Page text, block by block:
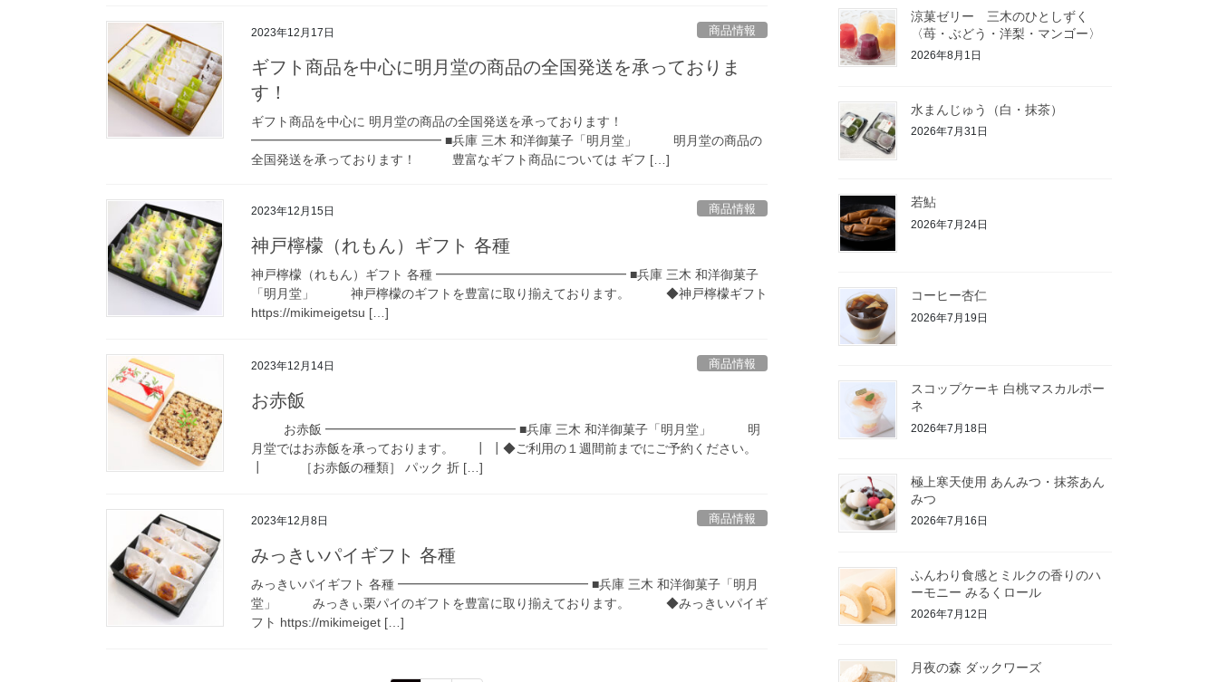
2023年12月17日 商品情報
ギフト商品を中心に明月堂の商品の全国発送を承っておりま
す！
ギフト商品を中心に 明月堂の商品の全国発送を承っております！
━━━━━━━━━━━━━━━ ■兵庫 三木 和洋御菓子「明月堂」 明月堂の商品の
全国発送を承っております！ 豊富なギフト商品については ギフ […]
2023年12月15日 商品情報
神戸檸檬（れもん）ギフト 各種
神戸檸檬（れもん）ギフト 各種 ━━━━━━━━━━━━━━━ ■兵庫 三木 和洋御菓子
「明月堂」 神戸檸檬のギフトを豊富に取り揃えております。 ◆神戸檸檬ギフト
https://mikimeigetsu […]
2023年12月14日 商品情報
お赤飯
お赤飯 ━━━━━━━━━━━━━━━ ■兵庫 三木 和洋御菓子「明月堂」 明
月堂ではお赤飯を承っております。 ┃ ┃◆ご利用の１週間前までにご予約ください。
┃ ［お赤飯の種類］ パック 折 […]
2023年12月8日 商品情報
みっきいパイギフト 各種
みっきいパイギフト 各種 ━━━━━━━━━━━━━━━ ■兵庫 三木 和洋御菓子「明月
堂」 みっきぃ栗パイのギフトを豊富に取り揃えております。 ◆みっきいパイギ
フト https://mikimeiget […]
涼菓ゼリー 三木のひとしずく
〈苺・ぶどう・洋梨・マンゴー〉
2026年8月1日
水まんじゅう（白・抹茶）
2026年7月31日
若鮎
2026年7月24日
コーヒー杏仁
2026年7月19日
スコップケーキ 白桃マスカルポー
ネ
2026年7月18日
極上寒天使用 あんみつ・抹茶あん
みつ
2026年7月16日
ふんわり食感とミルクの香りのハ
ーモニー みるくロール
2026年7月12日
月夜の森 ダックワーズ